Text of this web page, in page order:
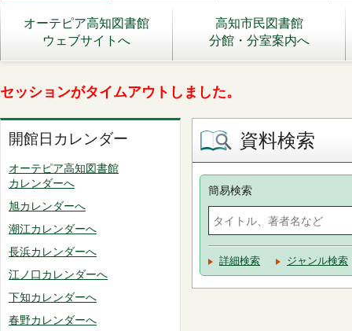
オーテピア高知図書館
ウェブサイトへ
高知市民図書館
分館・分室案内へ
セッションがタイムアウトしました。
開館日カレンダー
オーテピア高知図書館
カレンダーへ
旭カレンダーへ
潮江カレンダーへ
長浜カレンダーへ
江ノ口カレンダーへ
下知カレンダーへ
春野カレンダーへ
資料検索
簡易検索
詳細検索 ジャンル検索